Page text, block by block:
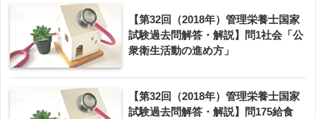
【第32回（2018年）管理栄養士国家
試験過去問解答・解説】問1社会「公
衆衛生活動の進め方」
【第32回（2018年）管理栄養士国家
試験過去問解答・解説】問175給食